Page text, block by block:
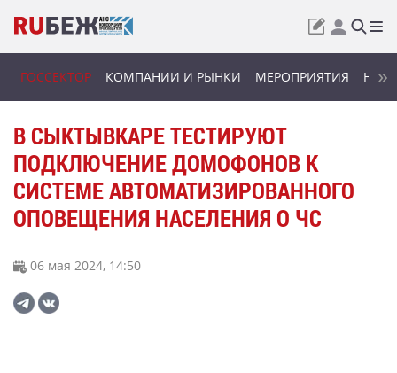
ГОССЕКТОР КОМПАНИИ И РЫНКИ МЕРОПРИЯТИЯ
В СЫКТЫВКАРЕ ТЕСТИРУЮТ
ПОДКЛЮЧЕНИЕ ДОМОФОНОВ К
СИСТЕМЕ АВТОМАТИЗИРОВАННОГО
ОПОВЕЩЕНИЯ НАСЕЛЕНИЯ О ЧС
06 мая 2024, 14:50